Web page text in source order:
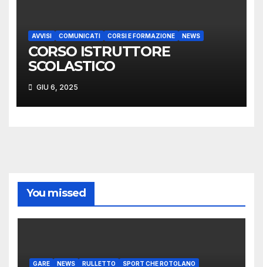
AVVISI COMUNICATI CORSI E FORMAZIONE NEWS
CORSO ISTRUTTORE
SCOLASTICO
GIU 6, 2025
You missed
GARE NEWS RULLETTO SPORT CHE ROTOLANO